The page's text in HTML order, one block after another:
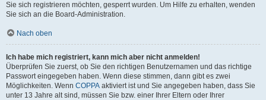
Sie sich registrieren möchten, gesperrt wurden. Um Hilfe zu erhalten, wenden
Sie sich an die Board-Administration.
Nach oben
Ich habe mich registriert, kann mich aber nicht anmelden!
Überprüfen Sie zuerst, ob Sie den richtigen Benutzernamen und das richtige
Passwort eingegeben haben. Wenn diese stimmen, dann gibt es zwei
Möglichkeiten. Wenn COPPA aktiviert ist und Sie angegeben haben, dass Sie
unter 13 Jahre alt sind, müssen Sie bzw. einer Ihrer Eltern oder Ihrer